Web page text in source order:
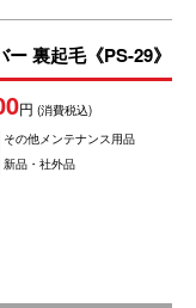
裏起毛《PS-29》
円(消費税込)
その他メンテナンス用品
新品・社外品